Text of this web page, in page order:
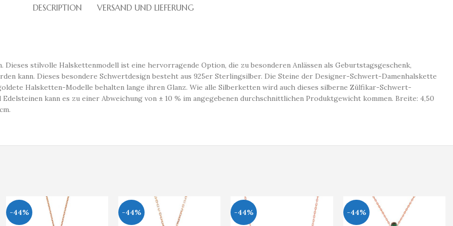
DESCRIPTION VERSAND UND LIEFERUNG
stilvolle Halskettenmodell ist eine hervorragende Option, die zu besonderen Anlässen als Geburtstagsgeschenk,
kann. Dieses besondere Schwertdesign besteht aus 925er Sterlingsilber. Die Steine ​​der Designer-Schwert-Damenhalskette
Halsketten-Modelle behalten lange ihren Glanz. Wie alle Silberketten wird auch dieses silberne Zülfikar-Schwert-
kann es zu einer Abweichung von ± 10 % im angegebenen durchschnittlichen Produktgewicht kommen. Breite: 4,50
-44% -44% -44% -44%